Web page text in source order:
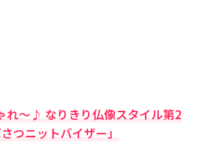
れ〜♪ なりきり仏像スタイル第2
つニットバイザー」